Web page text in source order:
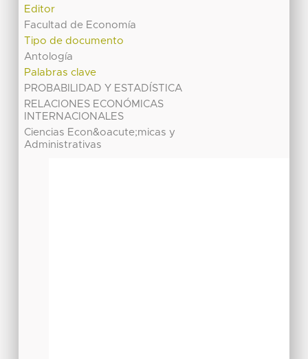
Editor
Facultad de Economía
Tipo de documento
Antología
Palabras clave
PROBABILIDAD Y ESTADÍSTICA
RELACIONES ECONÓMICAS
INTERNACIONALES
Ciencias Econ&oacute;micas y
Administrativas